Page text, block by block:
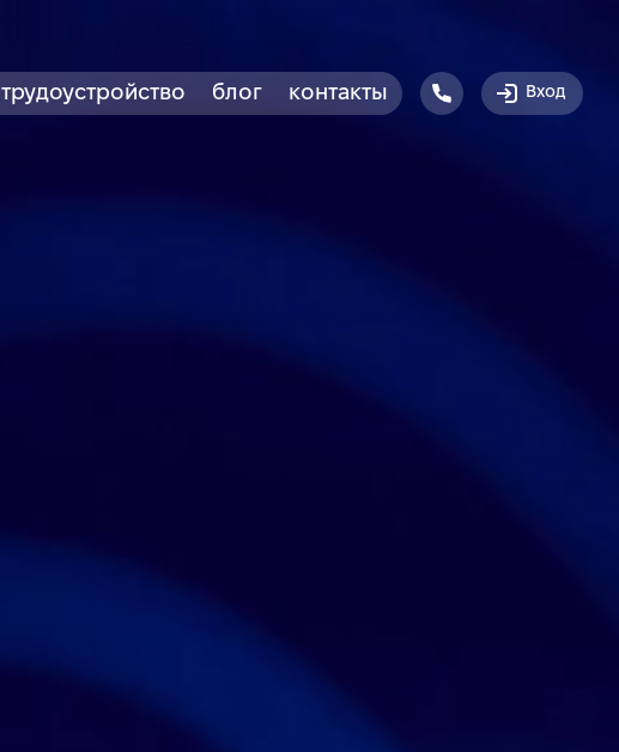
трудоустройство блог контакты Вход